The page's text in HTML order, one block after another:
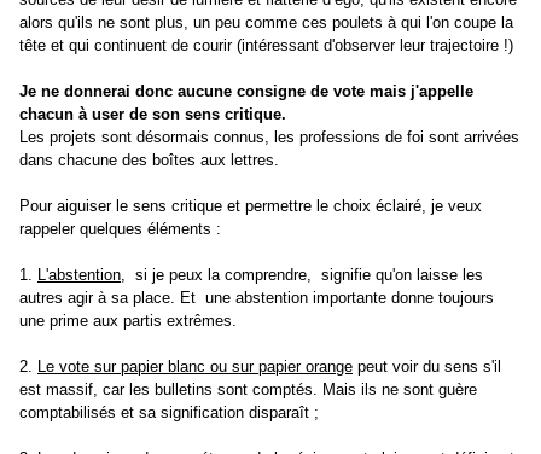
alors qu'ils ne sont plus, un peu comme ces poulets à qui l'on coupe la
tête et qui continuent de courir (intéressant d'observer leur trajectoire !)
Je ne donnerai donc aucune consigne de vote mais j'appelle
chacun à user de son sens critique.
Les projets sont désormais connus, les professions de foi sont arrivées
dans chacune des boîtes aux lettres.
Pour aiguiser le sens critique et permettre le choix éclairé, je veux
rappeler quelques éléments :
1. L'abstention, si je peux la comprendre, signifie qu'on laisse les
autres agir à sa place. Et une abstention importante donne toujours
une prime aux partis extrêmes.
2. Le vote sur papier blanc ou sur papier orange peut voir du sens s'il
est massif, car les bulletins sont comptés. Mais ils ne sont guère
comptabilisés et sa signification disparaît ;